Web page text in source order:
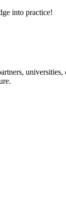
into practice!